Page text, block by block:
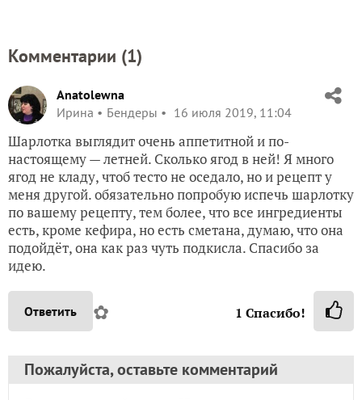
Комментарии (1)
Anatolewna
Ирина
Бендеры 16 июля 2019, 11:04
Шарлотка выглядит очень аппетитной и по-
настоящему — летней. Сколько ягод в ней! Я много
ягод не кладу, чтоб тесто не оседало, но и рецепт у
меня другой. обязательно попробую испечь шарлотку
по вашему рецепту, тем более, что все ингредиенты
есть, кроме кефира, но есть сметана, думаю, что она
подойдёт, она как раз чуть подкисла. Спасибо за
идею.
Ответить ✿ 1 Спасибо!
Пожалуйста, оставьте комментарий